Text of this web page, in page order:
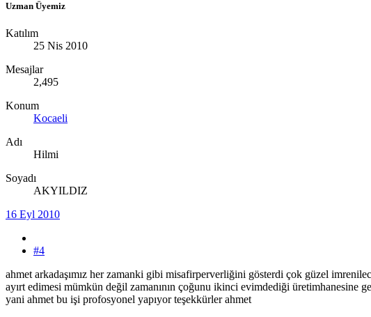
Uzman Üyemiz
Katılım
25 Nis 2010
Mesajlar
2,495
Konum
Kocaeli
Adı
Hilmi
Soyadı
AKYILDIZ
16 Eyl 2010
#4
ahmet arkadaşımız her zamanki gibi misafirperverliğini gösterdi çok güzel
ayırt edimesi mümkün değil zamanının çoğunu ikinci evimdediği üretimhanesine
yani ahmet bu işi profosyonel yapıyor teşekkürler ahmet